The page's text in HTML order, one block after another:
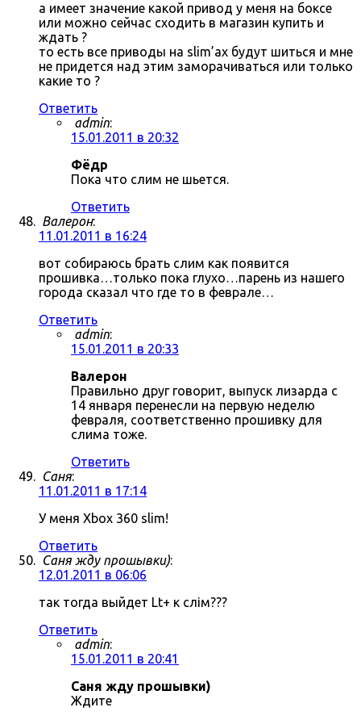
а имеет значение какой привод у меня на боксе
или можно сейчас сходить в магазин купить и
ждать ?
то есть все приводы на slim’ах будут шиться и мне
не придется над этим заморачиваться или только
какие то ?
Ответить
admin:
15.01.2011 в 20:32
Фёдр
Пока что слим не шьется.
Ответить
Валерон:
11.01.2011 в 16:24
вот собираюсь брать слим как появится
прошивка…только пока глухо…парень из нашего
города сказал что где то в феврале…
Ответить
admin:
15.01.2011 в 20:33
Валерон
Правильно друг говорит, выпуск лизарда с
14 января перенесли на первую неделю
февраля, соответственно прошивку для
слима тоже.
Ответить
Саня:
11.01.2011 в 17:14
У меня Xbox 360 slim!
Ответить
Саня жду прошывки):
12.01.2011 в 06:06
так тогда выйдет Lt+ к слім???
Ответить
admin:
15.01.2011 в 20:41
Саня жду прошывки)
Ждите